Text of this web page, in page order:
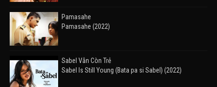
Pamasahe
Pamasahe (2022)
Sabel Vẫn Còn Trẻ
Sabel Is Still Young (Bata pa si Sabel) (2022)